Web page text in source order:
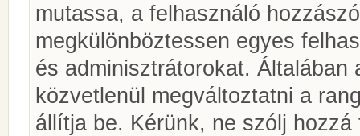
mutassa, a felhasználó
megkülönböztessen egyes
és adminisztrátorokat. Általában
közvetlenül megváltoztatni a
állítja be. Kérünk, ne szólj